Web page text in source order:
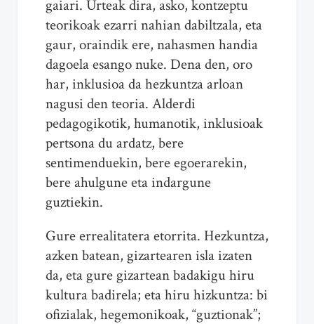
gaiari. Urteak dira, asko, kontzeptu
teorikoak ezarri nahian dabiltzala, eta
gaur, oraindik ere, nahasmen handia
dagoela esango nuke. Dena den, oro
har, inklusioa da hezkuntza arloan
nagusi den teoria. Alderdi
pedagogikotik, humanotik, inklusioak
pertsona du ardatz, bere
sentimenduekin, bere egoerarekin,
bere ahulgune eta indargune
guztiekin.
Gure errealitatera etorrita. Hezkuntza,
azken batean, gizartearen isla izaten
da, eta gure gizartean badakigu hiru
kultura badirela; eta hiru hizkuntza: bi
ofizialak, hegemonikoak, “guztionak”;